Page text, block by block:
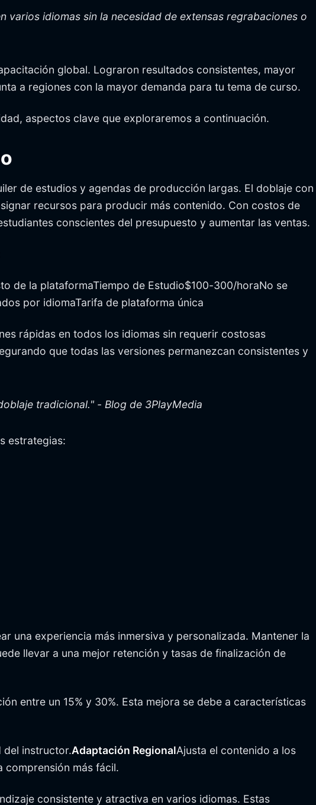
idiomas sin la necesidad de extensas regrabaciones o
global. Lograron resultados consistentes, mayor
a regiones con la mayor demanda para tu tema de curso.
aspectos clave que exploraremos a continuación.
de estudios y agendas de producción largas. El doblaje con
recursos para producir más contenido. Con costos de
conscientes del presupuesto y aumentar las ventas.
de la plataformaTiempo de Estudio$100-300/horaNo se
por idiomaTarifa de plataforma única
rápidas en todos los idiomas sin requerir costosas
que todas las versiones permanezcan consistentes y
tradicional." - Blog de 3PlayMedia
estrategias:
una experiencia más inmersiva y personalizada. Mantener la
llevar a una mejor retención y tasas de finalización de
entre un 15% y 30%. Esta mejora se debe a características
del instructor.Adaptación RegionalAjusta el contenido a los
comprensión más fácil.
consistente y atractiva en varios idiomas. Estas